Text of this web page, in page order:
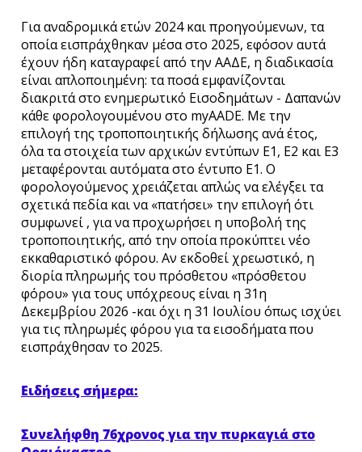
Για αναδρομικά ετών 2024 και προηγούμενων, τα
οποία εισπράχθηκαν μέσα στο 2025, εφόσον αυτά
έχουν ήδη καταγραφεί από την ΑΑΔΕ, η διαδικασία
είναι απλοποιημένη: τα ποσά εμφανίζονται
διακριτά στο ενημερωτικό Εισοδημάτων - Δαπανών
κάθε φορολογουμένου στο myAADE. Με την
επιλογή της τροποποιητικής δήλωσης ανά έτος,
όλα τα στοιχεία των αρχικών εντύπων Ε1, Ε2 και Ε3
μεταφέρονται αυτόματα στο έντυπο Ε1. Ο
φορολογούμενος χρειάζεται απλώς να ελέγξει τα
σχετικά πεδία και να «πατήσει» την επιλογή ότι
συμφωνεί , για να προχωρήσει η υποβολή της
τροποποιητικής, από την οποία προκύπτει νέο
εκκαθαριστικό φόρου. Αν εκδοθεί χρεωστικό, η
διορία πληρωμής του πρόσθετου «πρόσθετου
φόρου» για τους υπόχρεους είναι η 31η
Δεκεμβρίου 2026 -και όχι η 31 Ιουλίου όπως ισχύει
για τις πληρωμές φόρου για τα εισοδήματα που
εισπράχθησαν το 2025.
Ειδήσεις σήμερα:
Συνελήφθη 76χρονος για την πυρκαγιά στο